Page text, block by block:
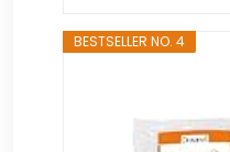
BESTSELLER NO. 4